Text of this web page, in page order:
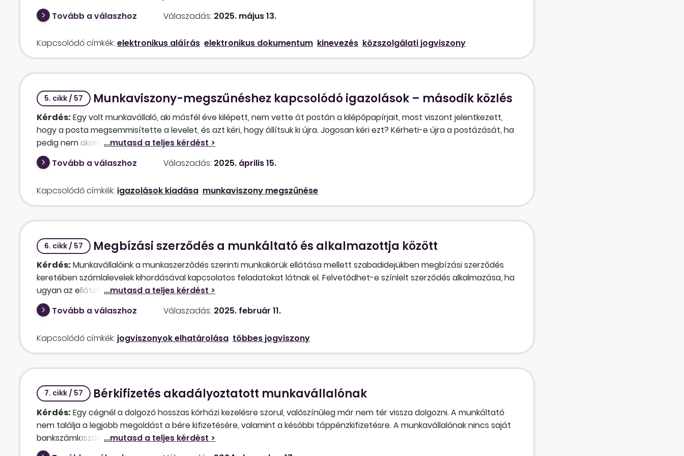
értelmezés az utóbbi esetekben, hogy az iratok elektronikus munkáltatói aláírás után papíralapon, záradékolva [20. § (9)
bek.] kerül a munkavállalóhoz aláírásra?
Tovább a válaszhoz Válaszadás: 2025. május 13.
Kapcsolódó címkék: elektronikus aláírás elektronikus dokumentum kinevezés közszolgálati jogviszony
5. cikk / 57 Munkaviszony-megszűnéshez kapcsolódó igazolások – második közlés
Kérdés: Egy volt munkavállaló, aki másfél éve kilépett, nem vette át postán a kilépőpapírjait, most viszont jelentkezett,
hogy a posta megsemmisítette a levelet, és azt kéri, hogy állítsuk ki újra. Jogosan kéri ezt? Kérheti-e újra a postázását, ha
pedig nem akarjuk postán küldeni a történtekre való tekintettel, akkor visszautasíthatjuk-e a kérését, és ragaszkodhatunk-
e ahhoz, hogy személyesen jöjjön be az irodába érte?
Tovább a válaszhoz Válaszadás: 2025. április 15.
Kapcsolódó címkék: igazolások kiadása munkaviszony megszűnése
6. cikk / 57 Megbízási szerződés a munkáltató és alkalmazottja között
Kérdés: Munkavállalóink a munkaszerződés szerinti munkakörük ellátása mellett szabadidejükben megbízási szerződés
keretében számlalevelek kihordásával kapcsolatos feladatokat látnak el. Felvetődhet-e színlelt szerződés alkalmazása, ha
ugyan az ellátott tevékenység teljes mértékben elkülönül a munkaviszonyban betöltött munkakör feladataitól, de a
megbízási szerződés határozatlan időre szól, a számlalevelek kihordását a megbízó által meghatározott naptári
időszakban kell teljesíteni, valamint a megbízási díj havi rendszerességgel – a kihordott levelek darabszáma alapján – kerül
Tovább a válaszhoz Válaszadás: 2025. február 11.
Kapcsolódó címkék: jogviszonyok elhatárolása többes jogviszony
7. cikk / 57 Bérkifizetés akadályoztatott munkavállalónak
Kérdés: Egy cégnél a dolgozó hosszas kórházi kezelésre szorul, valószínűleg már nem tér vissza dolgozni. A munkáltató
nem találja a legjobb megoldást a bére kifizetésére, valamint a későbbi táppénzkifizetésre. A munkavállalónak nincs saját
bankszámlaszáma, ahova lehetne utalni, készpénzben szokta a bért megkapni. A cég ügyvezetője azt javasolta, egyik
kollégája vigye be neki a bért és a bérlistát aláírásra, hogy átvette. A munkavállalónak van egy kiskorú gyermeke, akinek az